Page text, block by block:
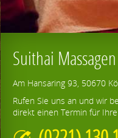
Suithai Massagen
Am Hansaring 93, 50670
Rufen Sie uns an und wir
direkt einen Termin für